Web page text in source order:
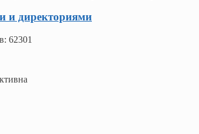
и директориями
62301